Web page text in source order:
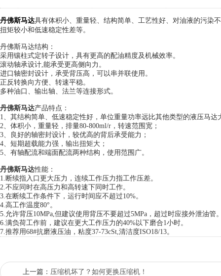
丹佛斯马达具有体积小、重量轻、结构简单、工艺性好、对油液的污染
扭矩较小和低速稳定性差等。
丹佛斯马达结构：
采用镶柱式定转子设计，具有更高的配油精度及机械效率。
滚动轴承设计,能承受更高侧向力。
进口轴密封设计，承受背压高，可以串并联使用。
正反转换向方便、转速平稳。
多种油口、输出轴、法兰等连接形式。
丹佛斯马达产品特点：
1、其结构简单、低速稳定性好，单位重量功率远比其他类型的液压马达
2、体积小，重量轻，排量80-800ml/r，转速范围宽；
3、良好的轴密封设计，较优高的背后承受能力；
4、短期超载能力强，输出扭矩大；
5、有轴配流和端面配流两种结构，使用范围广。
丹佛斯马达性能：
1.断续指入口更大压力，连续工作压力指工作压差。
2.不应同时在高压力和高转速下同时工作。
3.在断续工作条件下，运行时间应不超过10%。
4.高工作温度80°。
5.允许背压10MPa,但建议使用背压不要超过5MPa，超过时应接外泄油管
6.满负荷工作前，建议在更大工作压力的40%以下磨合1小时。
7.推荐用68#抗磨液压油，粘度37-73cSt,清洁度ISO18/13。
上一篇： 压缩机坏了？如何更换压缩机！